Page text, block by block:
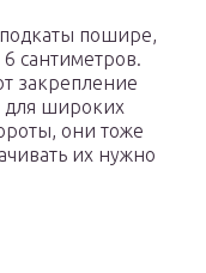
пошире,
сантиметров.
закрепление
для широких
они тоже
их нужно